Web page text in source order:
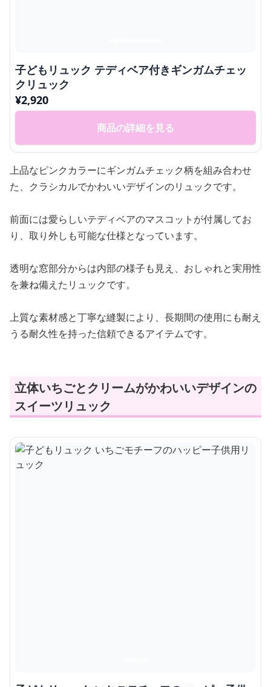
子どもリュック テディベア付きギンガムチェッ
クリュック
¥2,920
商品の詳細を見る
上品なピンクカラーにギンガムチェック柄を組み合わせ
た、クラシカルでかわいいデザインのリュックです。
前面には愛らしいテディベアのマスコットが付属してお
り、取り外しも可能な仕様となっています。
透明な窓部分からは内部の様子も見え、おしゃれと実用性
を兼ね備えたリュックです。
上質な素材感と丁寧な縫製により、長期間の使用にも耐え
うる耐久性を持った信頼できるアイテムです。
立体いちごとクリームがかわいいデザインの
スイーツリュック